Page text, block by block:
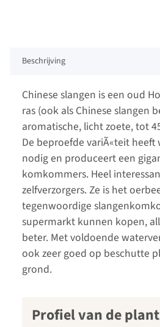
Beschrijving
Chinese slangen is een oud
ras (ook als Chinese slangen
aromatische, licht zoete, tot
De beproefde variÃ«teit heeft
nodig en produceert een
komkommers. Heel
zelfverzorgers. Ze is het
tegenwoordige
supermarkt kunnen kopen,
beter. Met voldoende
ook zeer goed op beschutte
grond.
Profiel van de plant